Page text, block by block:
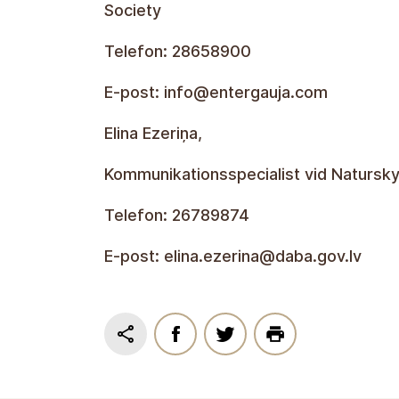
Society
Telefon: 28658900
E-post: info@entergauja.com
Elina Ezeriņa,
Kommunikationsspecialist vid
Telefon: 26789874
E-post: elina.ezerina@daba.gov.lv